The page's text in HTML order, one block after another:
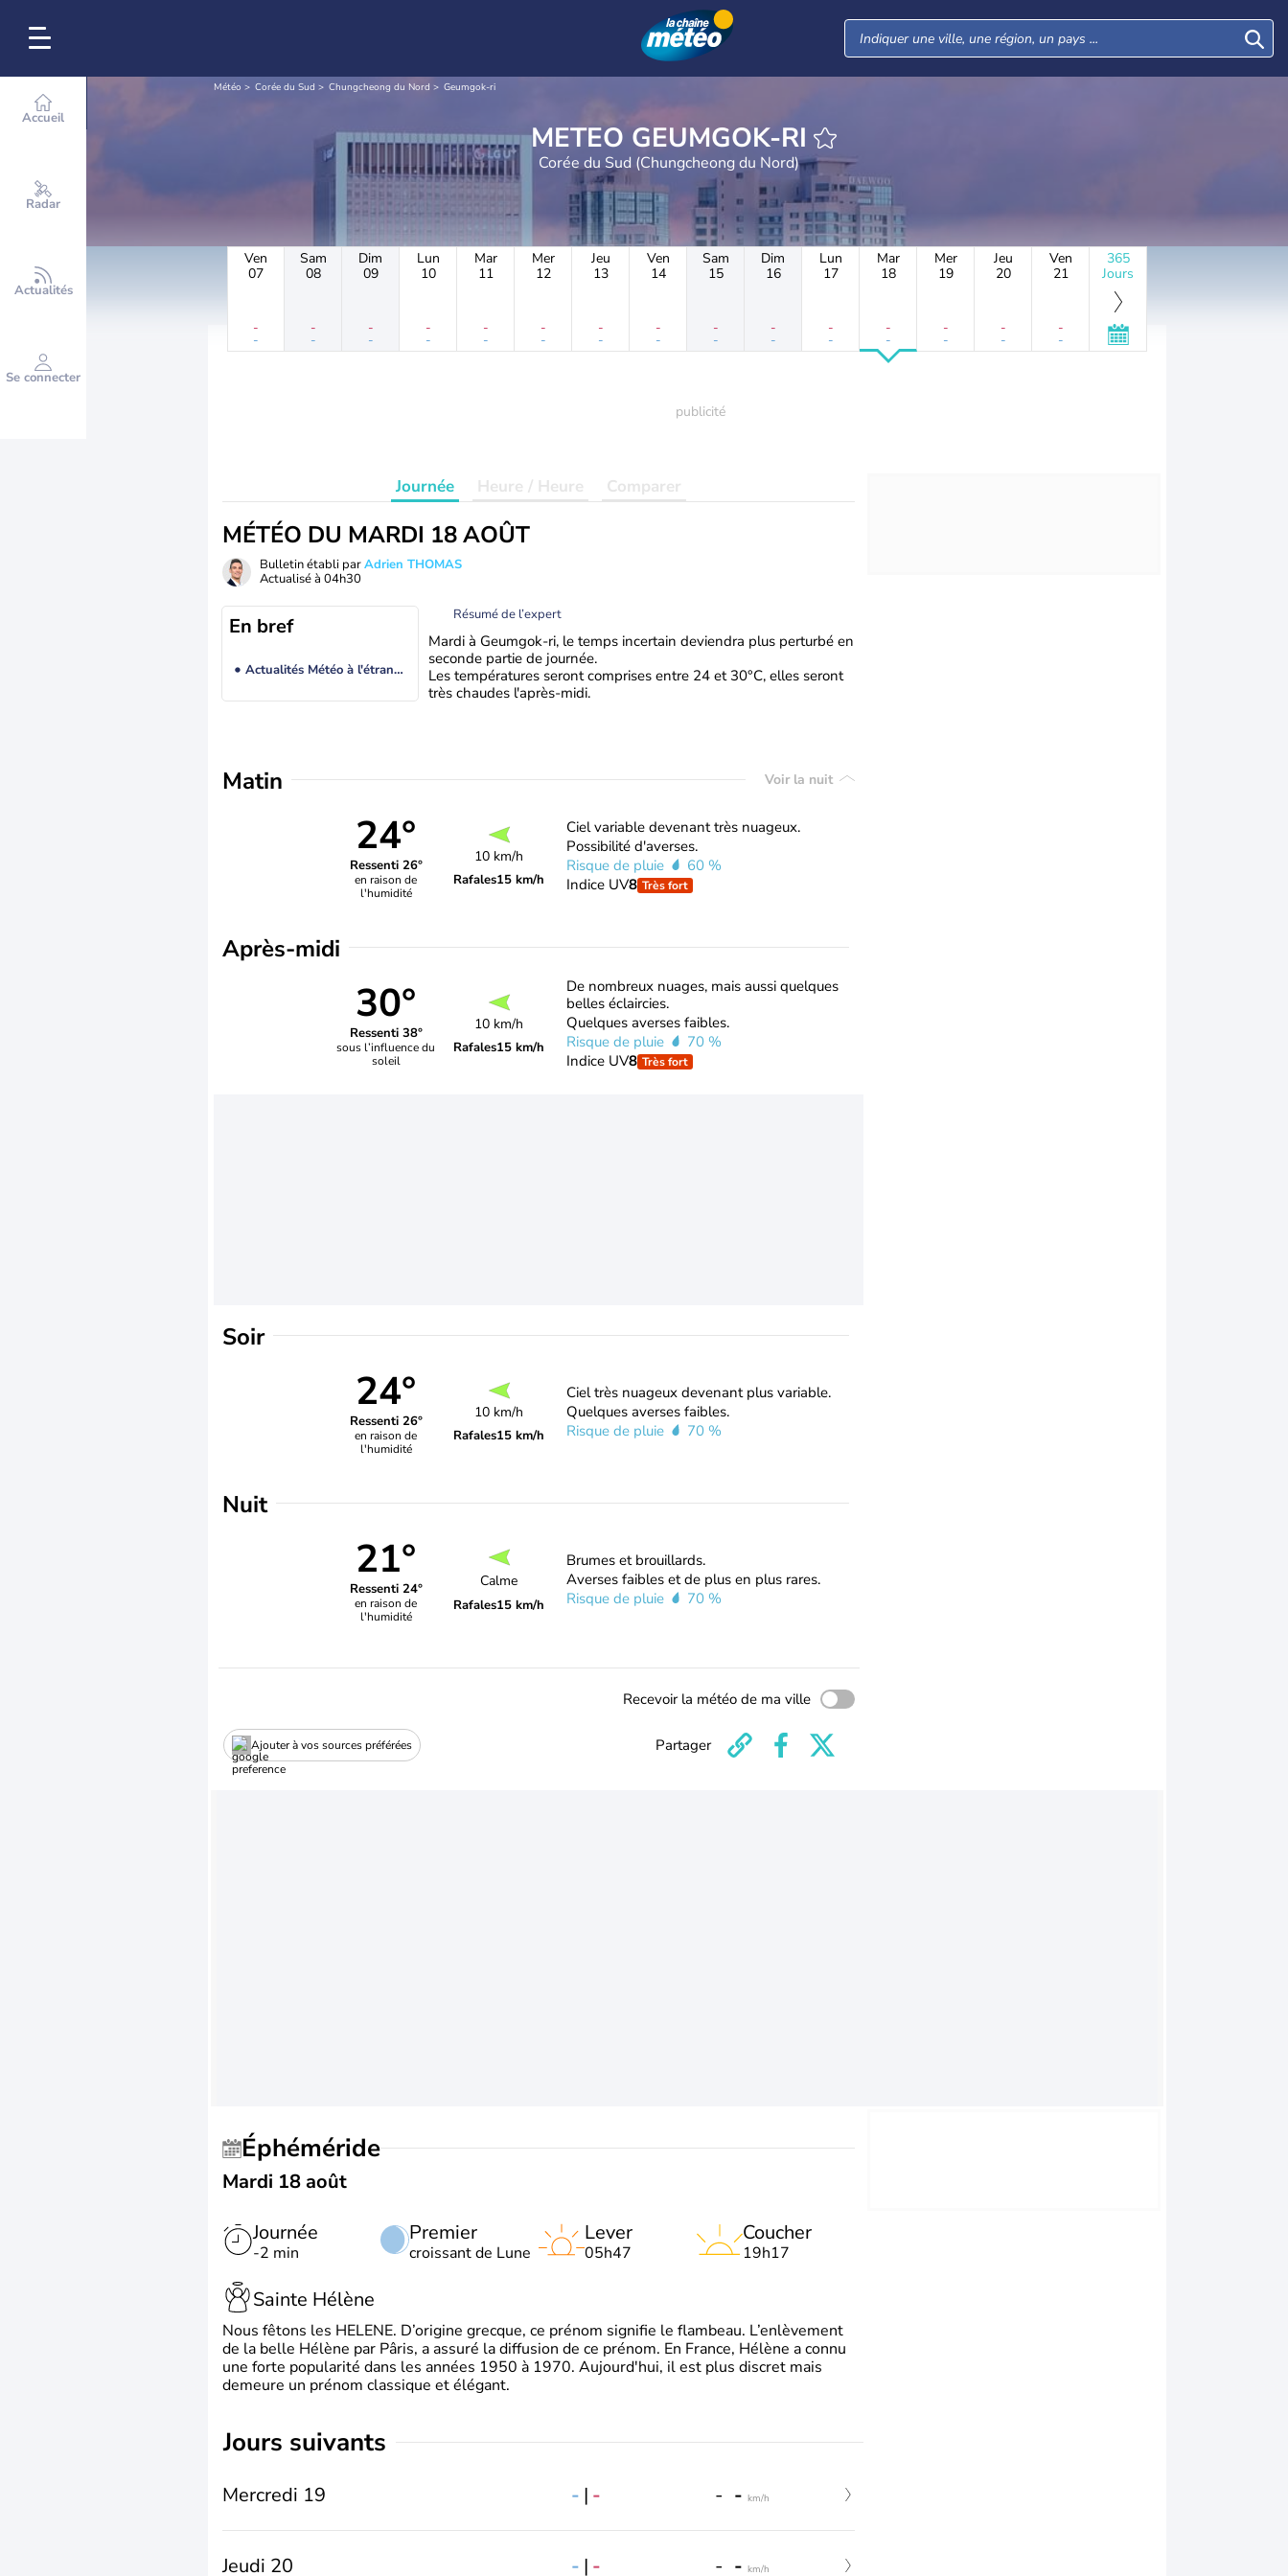
Accueil
Radar
Actualités
Se connecter
Météo Corée du Sud Chungcheong du Nord Geumgok-ri
METEO GEUMGOK-RI
Corée du Sud (Chungcheong du Nord)
Ven
07
-
-
Sam
08
-
-
Dim
09
-
-
Lun
10
-
-
Mar
11
-
-
Mer
12
-
-
Jeu
13
-
-
Ven
14
-
-
Sam
15
-
-
Dim
16
-
-
Lun
17
-
-
Mar
18
-
-
Mer
19
-
-
Jeu
20
-
-
Ven
21
-
-
365
Jours
Journée Heure / Heure Comparer
MÉTÉO DU MARDI 18 AOÛT
Bulletin établi parAdrien THOMAS
Actualisé à 04h30
En bref
Actualités Météo à l'étranger
Résumé de l’expert
Mardi à Geumgok-ri, le temps incertain deviendra plus perturbé en
seconde partie de journée.
Les températures seront comprises entre 24 et 30°C, elles seront
très chaudes l'après-midi.
Matin Voir la nuit
24°
Ressenti 26°
en raison de
l'humidité
10 km/h
Rafales15 km/h
Ciel variable devenant très nuageux.
Possibilité d'averses.
Risque de pluie
60 %
Indice UV8 Très fort
Après-midi
30°
Ressenti 38°
sous l’influence du
soleil
10 km/h
Rafales15 km/h
De nombreux nuages, mais aussi quelques
belles éclaircies.
Quelques averses faibles.
Risque de pluie
70 %
Indice UV8 Très fort
Soir
24°
Ressenti 26°
en raison de
l'humidité
10 km/h
Rafales15 km/h
Ciel très nuageux devenant plus variable.
Quelques averses faibles.
Risque de pluie
70 %
Nuit
21°
Ressenti 24°
en raison de
l'humidité
Calme
Rafales15 km/h
Brumes et brouillards.
Averses faibles et de plus en plus rares.
Risque de pluie
70 %
Recevoir la météo de ma ville
Ajouter à vos sources préférées Partager
Éphéméride
Mardi 18 août
Journée
-2 min
Premier
croissant de Lune
Lever
05h47
Coucher
19h17
Sainte Hélène
Nous fêtons les HELENE. D’origine grecque, ce prénom signifie le flambeau. L’enlèvement
de la belle Hélène par Pâris, a assuré la diffusion de ce prénom. En France, Hélène a connu
une forte popularité dans les années 1950 à 1970. Aujourd'hui, il est plus discret mais
demeure un prénom classique et élégant.
jours suivants
Mercredi 19 - | - - - km/h
Jeudi 20 - | - - - km/h